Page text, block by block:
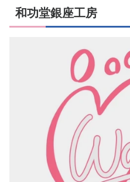
和功堂銀座工房